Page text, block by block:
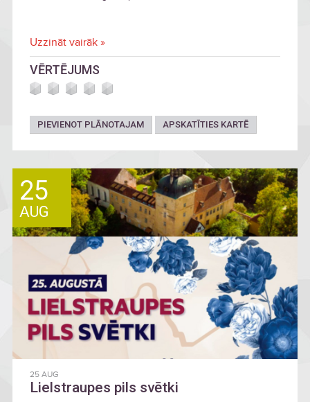
Uzzināt vairāk »
VĒRTĒJUMS
PIEVIENOT PLĀNOTAJAM APSKATĪTIES KARTĒ
25
AUG
25 AUG
Lielstraupes pils svētki